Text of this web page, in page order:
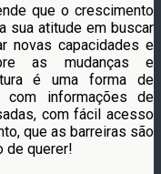
que o crescimento
sua atitude em buscar
novas capacidades e
as mudanças e
é uma forma de
com informações de
com fácil acesso
que as barreiras são
de querer!